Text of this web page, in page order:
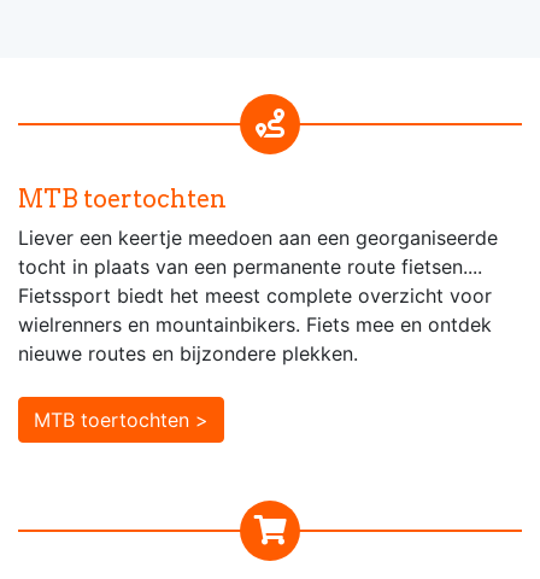
MTB toertochten
Liever een keertje meedoen aan een georganiseerde
tocht in plaats van een permanente route fietsen....
Fietssport biedt het meest complete overzicht voor
wielrenners en mountainbikers. Fiets mee en ontdek
nieuwe routes en bijzondere plekken.
MTB toertochten >